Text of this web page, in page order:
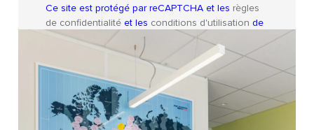
Ce site est protégé par reCAPTCHA et les règles
de confidentialitéet les conditions d'utilisation de
Google s'appliquent.